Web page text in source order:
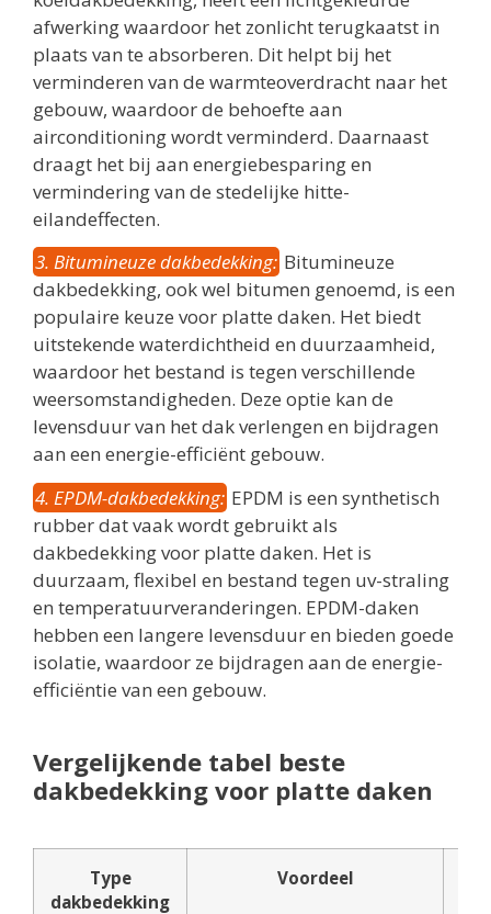
afwerking waardoor het zonlicht terugkaatst in
plaats van te absorberen. Dit helpt bij het
verminderen van de warmteoverdracht naar het
gebouw, waardoor de behoefte aan
airconditioning wordt verminderd. Daarnaast
draagt het bij aan energiebesparing en
vermindering van de stedelijke hitte-
eilandeffecten.
3. Bitumineuze dakbedekking: Bitumineuze
dakbedekking, ook wel bitumen genoemd, is een
populaire keuze voor platte daken. Het biedt
uitstekende waterdichtheid en duurzaamheid,
waardoor het bestand is tegen verschillende
weersomstandigheden. Deze optie kan de
levensduur van het dak verlengen en bijdragen
aan een energie-efficiënt gebouw.
4. EPDM-dakbedekking: EPDM is een synthetisch
rubber dat vaak wordt gebruikt als
dakbedekking voor platte daken. Het is
duurzaam, flexibel en bestand tegen uv-straling
en temperatuurveranderingen. EPDM-daken
hebben een langere levensduur en bieden goede
isolatie, waardoor ze bijdragen aan de energie-
efficiëntie van een gebouw.
Vergelijkende tabel beste
dakbedekking voor platte daken
Type
dakbedekking
Voordeel